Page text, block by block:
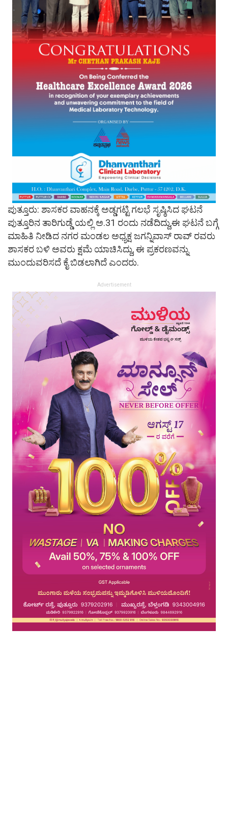
ಪುತ್ತೂರು: ಶಾಸಕರ ವಾಹನಕ್ಕೆ ಅಡ್ಡಗಟ್ಟಿ ಗಲಭೆ ಸೃಷ್ಠಿಸಿದ ಘಟನೆ
ಪುತ್ತೂರಿನ ತಾರಿಗುಡ್ಡೆ ಯಲ್ಲಿ ಅ.31 ರಂದು ನಡೆದಿದ್ದು,ಈ ಘಟನೆ ಬಗ್ಗೆ
ಮಾಹಿತಿ ನೀಡಿದ ನಗರ ಮಂಡಲ ಅಧ್ಯಕ್ಷ ಜಗನ್ನಿವಾಸ್ ರಾವ್ ರವರು
ಶಾಸಕರ ಬಳಿ ಅವರು ಕ್ಷಮೆ ಯಾಚಿಸಿದ್ದು, ಈ ಪ್ರಕರಣವನ್ನು
ಮುಂದುವರಿಸದೆ ಕೈ ಬಿಡಲಾಗಿದೆ ಎಂದರು.
Advertisement